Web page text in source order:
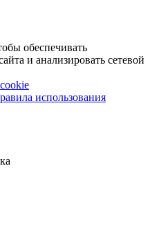
обеспечивать
и анализировать сетевой
использования